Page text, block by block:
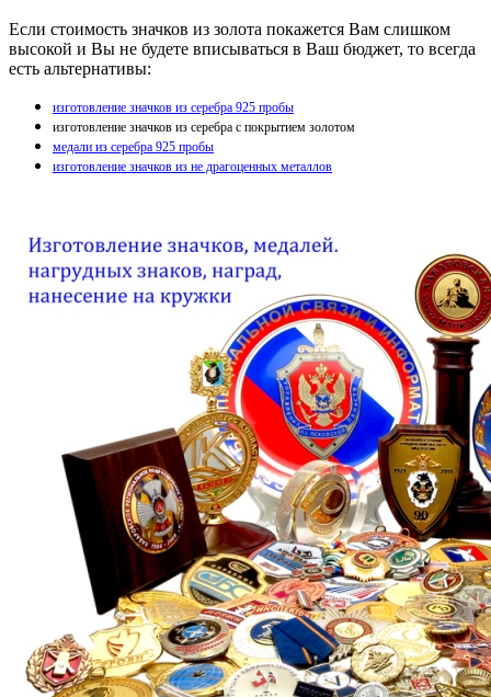
Если стоимость значков из золота покажется Вам слишком
высокой и Вы не будете вписываться в Ваш бюджет, то всегда
есть альтернативы:
изготовление значков из серебра 925 пробы
изготовление значков из серебра с покрытием золотом
медали из серебра 925 пробы
изготовление значков из не драгоценных металлов